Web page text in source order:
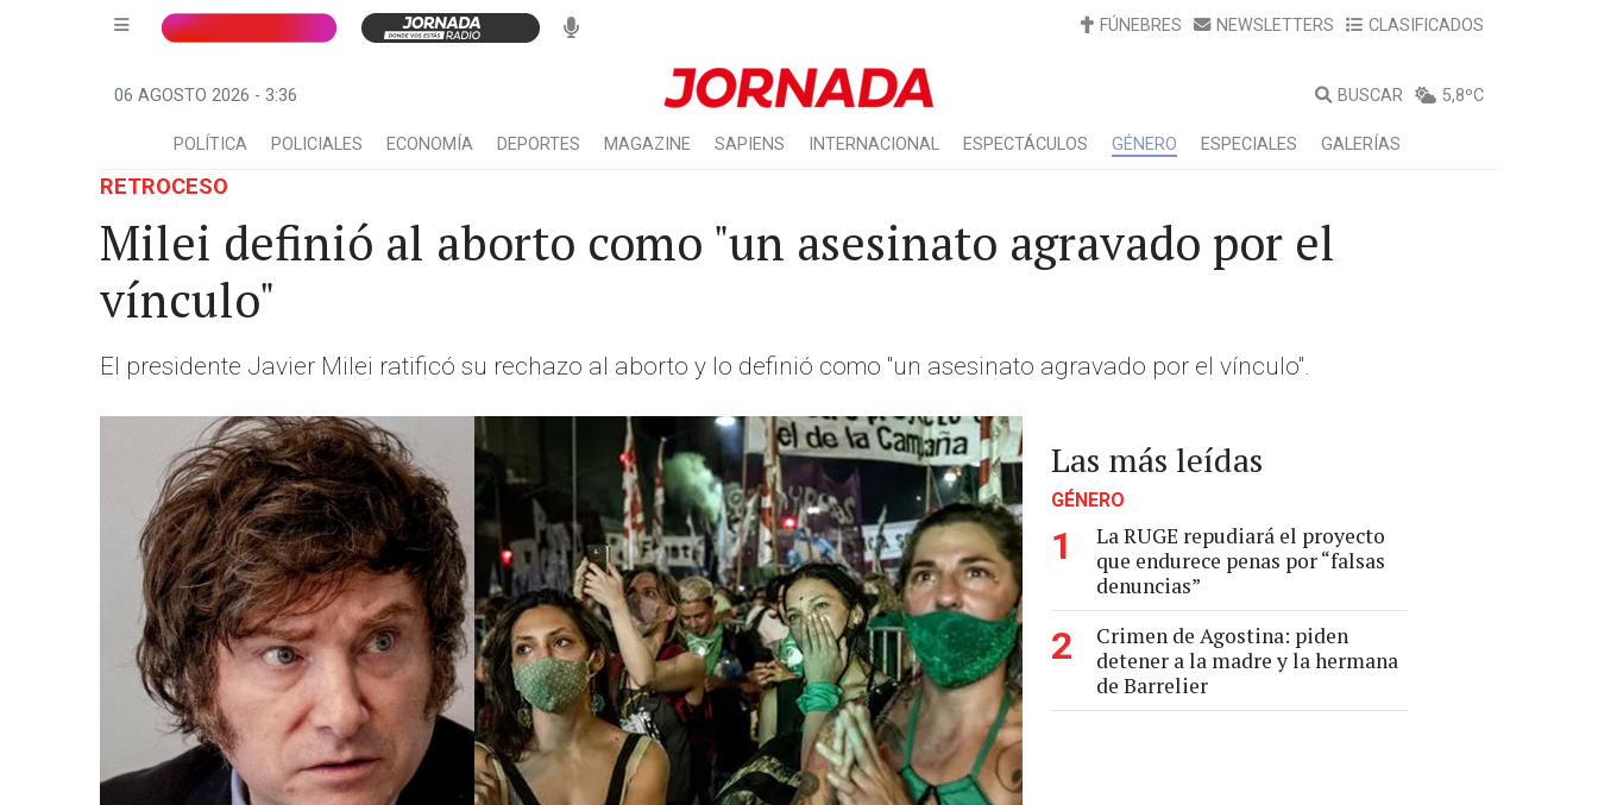
FÚNEBRES NEWSLETTERS CLASIFICADOS
06 AGOSTO 2026 - 3:36 BUSCAR 5,8ºC
POLÍTICA POLICIALES ECONOMÍA DEPORTES MAGAZINE SAPIENS INTERNACIONAL ESPECTÁCULOS GÉNERO ESPECIALES GALERÍAS
RETROCESO
Milei definió al aborto como "un asesinato agravado por el
vínculo"
El presidente Javier Milei ratificó su rechazo al aborto y lo definió como "un asesinato agravado por el vínculo".
Las más leídas
GÉNERO
1
La RUGE repudiará el proyecto
que endurece penas por “falsas
denuncias”
2
Crimen de Agostina: piden
detener a la madre y la hermana
de Barrelier